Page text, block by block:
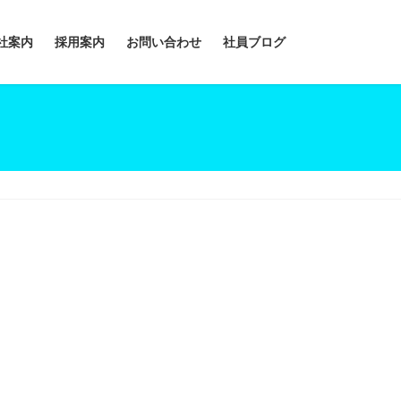
案内 採用案内 お問い合わせ 社員ブログ